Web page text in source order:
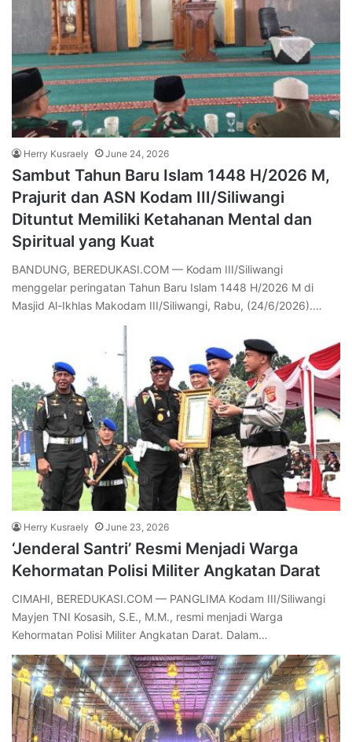
Herry Kusraely June 24, 2026
Sambut Tahun Baru Islam 1448 H/2026 M,
Prajurit dan ASN Kodam III/Siliwangi
Dituntut Memiliki Ketahanan Mental dan
Spiritual yang Kuat
BANDUNG, BEREDUKASI.COM — Kodam III/Siliwangi
menggelar peringatan Tahun Baru Islam 1448 H/2026 M di
Masjid Al-Ikhlas Makodam III/Siliwangi, Rabu, (24/6/2026).…
Herry Kusraely June 23, 2026
‘Jenderal Santri’ Resmi Menjadi Warga
Kehormatan Polisi Militer Angkatan Darat
CIMAHI, BEREDUKASI.COM — PANGLIMA Kodam III/Siliwangi
Mayjen TNI Kosasih, S.E., M.M., resmi menjadi Warga
Kehormatan Polisi Militer Angkatan Darat. Dalam…